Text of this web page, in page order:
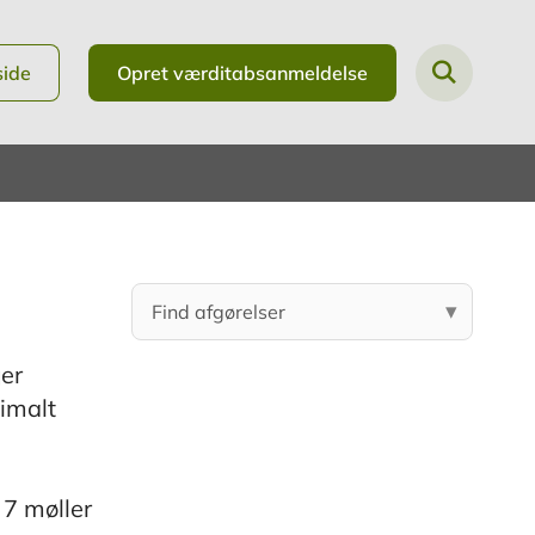
Opret værditabsanmeldelse
møller